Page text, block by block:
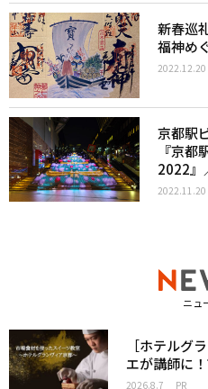
新春巡
福神め
2022.12.20
京都駅
『京都
2022』
2022.11.20
ニュ
［ホテルグ
エが講師に
2026.8.7 PR